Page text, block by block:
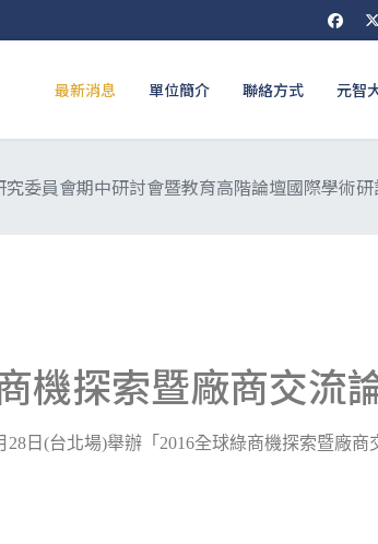
最新消息 單位簡介 聯絡方式 元智
委員會期中研討會暨教育高階論壇國際學術
探索暨廠商交流論
28 日 (台北場)舉辦「 2016全球綠商機探索暨廠商